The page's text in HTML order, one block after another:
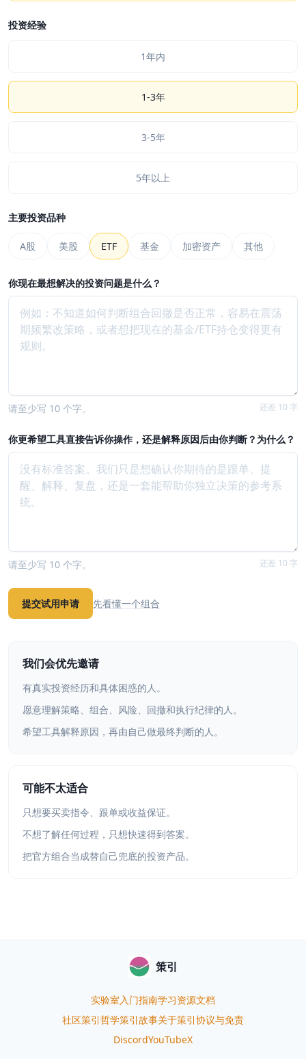
投资经验
1年内
1-3年
3-5年
5年以上
主要投资品种
A股 美股 ETF 基金 加密资产 其他
你现在最想解决的投资问题是什么？
请至少写 10 个字。 还差 10 字
你更希望工具直接告诉你操作，还是解释原因后由你判断？为什么？
请至少写 10 个字。 还差 10 字
提交试用申请 先看懂一个组合
我们会优先邀请
有真实投资经历和具体困惑的人。
愿意理解策略、组合、风险、回撤和执行纪律的人。
希望工具解释原因，再由自己做最终判断的人。
可能不太适合
只想要买卖指令、跟单或收益保证。
不想了解任何过程，只想快速得到答案。
把官方组合当成替自己兜底的投资产品。
策引
实验室入门指南学习资源文档
社区策引哲学策引故事关于策引协议与免责
DiscordYouTubeX